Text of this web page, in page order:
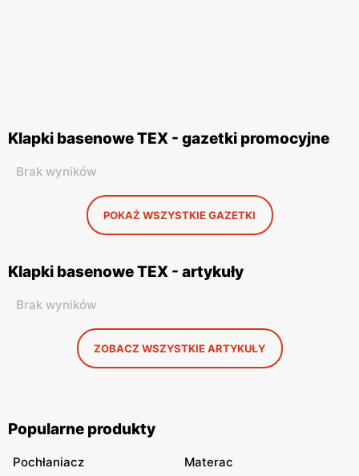
Klapki basenowe TEX - gazetki promocyjne
Brak wyników
POKAŻ WSZYSTKIE GAZETKI
Klapki basenowe TEX - artykuły
Brak wyników
ZOBACZ WSZYSTKIE ARTYKUŁY
Popularne produkty
Pochłaniacz
Materac